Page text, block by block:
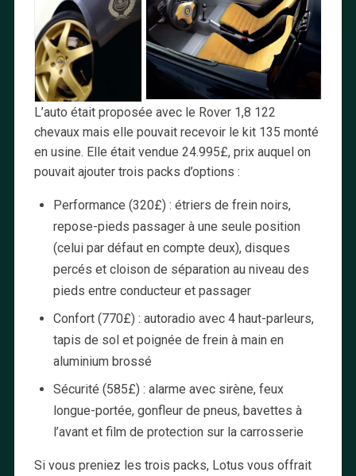
L’auto était proposée avec le Rover 1,8 122
chevaux mais elle pouvait recevoir le kit 135 monté
en usine. Elle était vendue 24.995£, prix auquel on
pouvait ajouter trois packs d’options :
Performance (320£) : étriers de frein noirs,
repose-pieds passager à une seule position
(celui par défaut en compte deux), disques
percés et cloison de séparation au niveau des
pieds entre conducteur et passager
Confort (770£) : autoradio avec 4 haut-parleurs,
tapis de sol et poignée de frein à main en
aluminium brossé
Sécurité (585£) : alarme avec sirène, feux
longue-portée, gonfleur de pneus, bavettes à
l’avant et film de protection sur la carrosserie
Si vous preniez les trois packs, Lotus vous offrait